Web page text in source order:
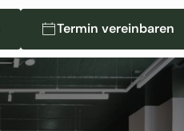
Termin vereinbaren
Termin vereinbaren